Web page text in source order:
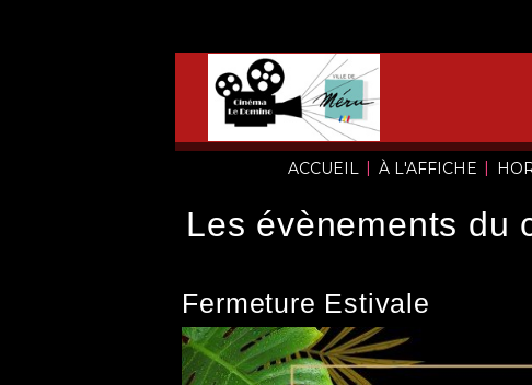
ACCUEIL | À L'AFFICHE |
Les évènements du
Fermeture Estivale